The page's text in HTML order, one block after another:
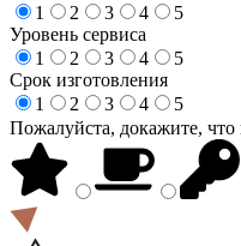
1
2 3 4
5
Уровень сервиса
1
2 3 4
5
Срок изготовления
1
2 3 4
5
Пожалуйста, докажите,